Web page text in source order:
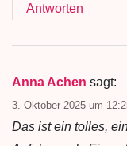
Antworten
Anna Achen sagt:
3. Oktober 2025 um
Das ist ein tolles,